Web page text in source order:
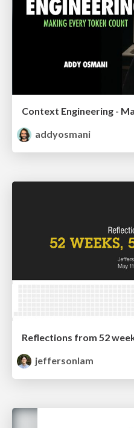
Context Engineering -
addyosmani
Reflections from 52
jeffersonlam